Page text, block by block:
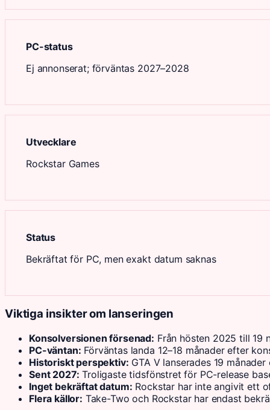
PC-status
Ej annonserat; förväntas 2027–2028
Utvecklare
Rockstar Games
Status
Bekräftat för PC, men exakt datum saknas
Viktiga insikter om lanseringen
Konsolversionen försenad: Från hösten 2025 till 19
PC-väntan: Förväntas landa 12–18 månader efter
Historiskt perspektiv: GTA V lanserades 19
Sent 2027: Troligaste tidsfönstret för PC-release
Inget bekräftat datum: Rockstar har inte angivit ett
Flera källor: Take-Two och Rockstar har endast